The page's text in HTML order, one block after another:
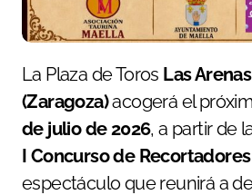
La Plaza de Toros Las
(Zaragoza)acogerá el
de julio de 2026, a partir de
I Concurso de
espectáculo que reunirá a